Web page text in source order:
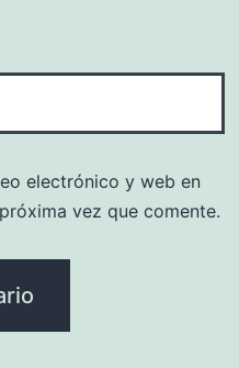
electrónico y web en
vez que comente.